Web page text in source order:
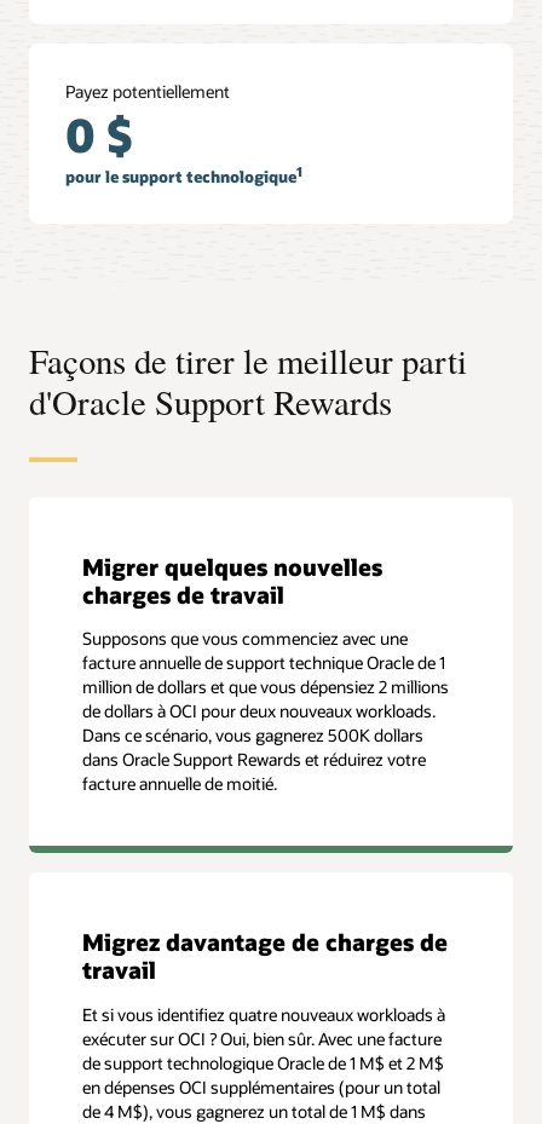
Payez potentiellement
0 $
pour le support technologique1
Façons de tirer le meilleur parti
d'Oracle Support Rewards
Migrer quelques nouvelles
charges de travail
Supposons que vous commenciez avec une
facture annuelle de support technique Oracle de 1
million de dollars et que vous dépensiez 2 millions
de dollars à OCI pour deux nouveaux workloads.
Dans ce scénario, vous gagnerez 500K dollars
dans Oracle Support Rewards et réduirez votre
facture annuelle de moitié.
Migrez davantage de charges de
travail
Et si vous identifiez quatre nouveaux workloads à
exécuter sur OCI ? Oui, bien sûr. Avec une facture
de support technologique Oracle de 1 M$ et 2 M$
en dépenses OCI supplémentaires (pour un total
de 4 M$), vous gagnerez un total de 1 M$ dans